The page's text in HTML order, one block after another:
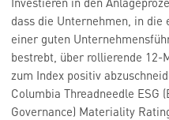
dass die Unternehmen, in
einer guten
bestrebt, über rollierende 12-
zum Index positiv
Columbia Threadneedle ESG
Governance) Materiality